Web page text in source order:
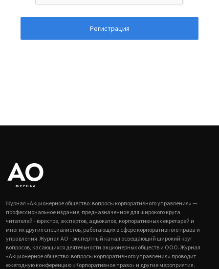
Регистрация
Журнал «Акционерное общество: вопросы корпоративного управления» —
профессиональное издание, предназначенное для широкого круга
читателей - юристов, экспертов, адвокатов, корпоративных секретарей и
многих других специалистов, работающих в сфере корпоративного права и
управления. Журнал АО - экспертный канал освещающий широкий круг
вопросов, касающихся деятельности акционерных обществ и ООО. Журнал
«Акционерное общество: вопросы корпоративного управления» проводит
ежегодную конференцию «Корпоративное право» и другие мероприятия.